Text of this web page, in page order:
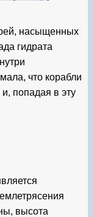
насыщенных
гидрата
что корабли
попадая в эту
высота